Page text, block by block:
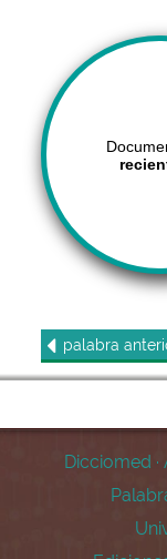
palabra
Dicciomed ·